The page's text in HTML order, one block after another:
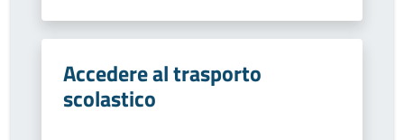
Accedere al trasporto
scolastico